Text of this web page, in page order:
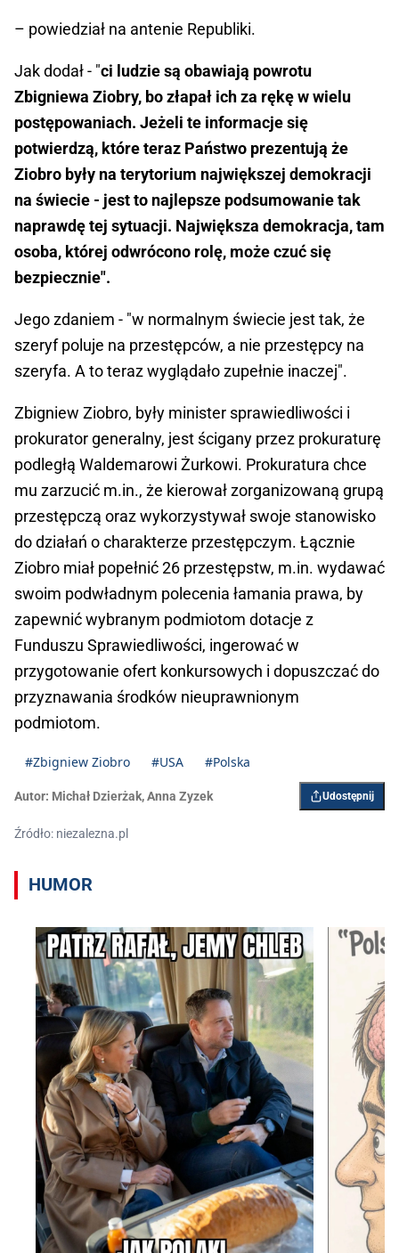
– powiedział na antenie Republiki.
Jak dodał - "ci ludzie są obawiają powrotu
Zbigniewa Ziobry, bo złapał ich za rękę w wielu
postępowaniach. Jeżeli te informacje się
potwierdzą, które teraz Państwo prezentują że
Ziobro były na terytorium największej demokracji
na świecie - jest to najlepsze podsumowanie tak
naprawdę tej sytuacji. Największa demokracja, tam
osoba, której odwrócono rolę, może czuć się
bezpiecznie".
Jego zdaniem - "w normalnym świecie jest tak, że
szeryf poluje na przestępców, a nie przestępcy na
szeryfa. A to teraz wyglądało zupełnie inaczej".
Zbigniew Ziobro, były minister sprawiedliwości i
prokurator generalny, jest ścigany przez prokuraturę
podległą Waldemarowi Żurkowi. Prokuratura chce
mu zarzucić m.in., że kierował zorganizowaną grupą
przestępczą oraz wykorzystywał swoje stanowisko
do działań o charakterze przestępczym. Łącznie
Ziobro miał popełnić 26 przestępstw, m.in. wydawać
swoim podwładnym polecenia łamania prawa, by
zapewnić wybranym podmiotom dotacje z
Funduszu Sprawiedliwości, ingerować w
przygotowanie ofert konkursowych i dopuszczać do
przyznawania środków nieuprawnionym
podmiotom.
#Zbigniew Ziobro #USA #Polska
Autor: Michał Dzierżak,Anna Zyzek Udostępnij
Źródło: niezalezna.pl
HUMOR